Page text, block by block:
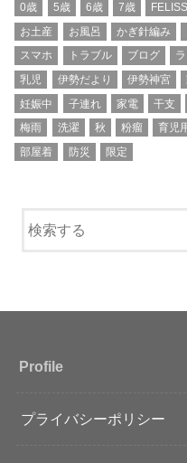
0歳 5歳 6歳 7歳
お土産
お風呂 かぎ針編み
スマホ
トラブル ブログ
乳児
伊勢だより 伊勢神宮
妊娠中
子連れ 家電 干支
梅雨
洗濯 秋 粉瘤 育児
部屋着
防災 限定
Profile
プライバシーポリシー